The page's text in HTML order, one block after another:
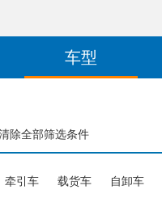
车型
除全部筛选条件
牵引车 载货车 自卸车